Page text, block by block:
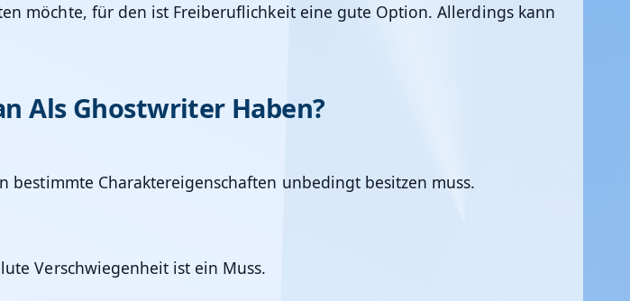
möchte, für den ist Freiberuflichkeit eine gute Option. Allerdings kann
Als Ghostwriter Haben?
bestimmte Charaktereigenschaften unbedingt besitzen muss.
Verschwiegenheit ist ein Muss.